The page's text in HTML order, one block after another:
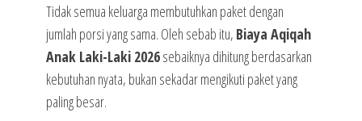
Tidak semua keluarga membutuhkan paket dengan
jumlah porsi yang sama. Oleh sebab itu, Biaya Aqiqah
Anak Laki-Laki 2026sebaiknya dihitung berdasarkan
kebutuhan nyata, bukan sekadar mengikuti paket yang
paling besar.